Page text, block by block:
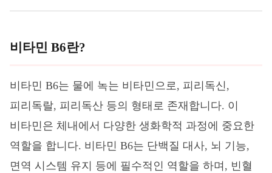
비타민 B6란?
비타민 B6는 물에 녹는 비타민으로, 피리독신,
피리독랄, 피리독산 등의 형태로 존재합니다. 이
비타민은 체내에서 다양한 생화학적 과정에 중요한
역할을 합니다. 비타민 B6는 단백질 대사, 뇌 기능,
면역 시스템 유지 등에 필수적인 역할을 하며, 빈혈